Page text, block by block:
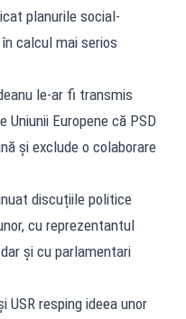
planurile social-
calcul mai serios
le-ar fi transmis
Europene că PSD
și exclude o colaborare
discuțiile politice
cu reprezentantul
și cu parlamentari
resping ideea unor